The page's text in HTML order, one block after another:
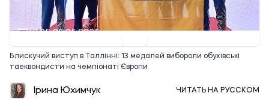
12:25 05.05.2025
Блискучий виступ в Таллінні: 13 медалей вибороли обухівські
таеквондисти на чемпіонаті Європи
Ірина Юхимчук ЧИТАТЬ НА РУССКОМ